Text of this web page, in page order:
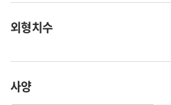
외형치수
사양